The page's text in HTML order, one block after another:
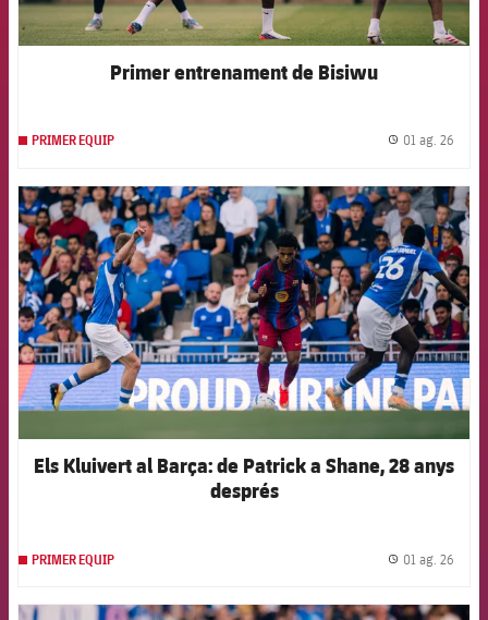
Primer entrenament de Bisiwu
PRIMER EQUIP 01 ag. 26
FCB Barcelona badge
Els Kluivert al Barça: de Patrick a Shane, 28 anys
després
PRIMER EQUIP 01 ag. 26
FCB Barcelona badge